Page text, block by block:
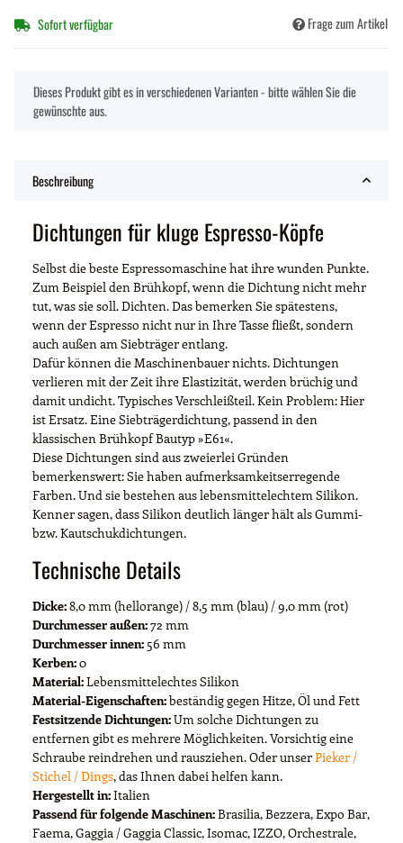
Sofort verfügbar Frage zum Artikel
xDieses Produkt gibt es in verschiedenen Varianten - bitte wählen Sie die
gewünschte aus.
Beschreibung
Dichtungen für kluge Espresso-Köpfe
Selbst die beste Espressomaschine hat ihre wunden Punkte.
Zum Beispiel den Brühkopf, wenn die Dichtung nicht mehr
tut, was sie soll. Dichten. Das bemerken Sie spätestens,
wenn der Espresso nicht nur in Ihre Tasse fließt, sondern
auch außen am Siebträger entlang.
Dafür können die Maschinenbauer nichts. Dichtungen
verlieren mit der Zeit ihre Elastizität, werden brüchig und
damit undicht. Typisches Verschleißteil. Kein Problem: Hier
ist Ersatz. Eine Siebträgerdichtung, passend in den
klassischen Brühkopf Bautyp »E61«.
Diese Dichtungen sind aus zweierlei Gründen
bemerkenswert: Sie haben aufmerksamkeitserregende
Farben. Und sie bestehen aus lebensmittelechtem Silikon.
Kenner sagen, dass Silikon deutlich länger hält als Gummi-
bzw. Kautschukdichtungen.
Technische Details
Dicke:8,0 mm (hellorange) / 8,5 mm (blau) / 9,0 mm (rot)
Durchmesser außen:72 mm
Durchmesser innen: 56 mm
Kerben:0
Material:Lebensmittelechtes Silikon
Material-Eigenschaften:beständig gegen Hitze, Öl und Fett
Festsitzende Dichtungen:Um solche Dichtungen zu
entfernen gibt es mehrere Möglichkeiten. Vorsichtig eine
Schraube reindrehen und rausziehen. Oder unserPieker /
Stichel / Dings, das Ihnen dabei helfen kann.
Hergestellt in:Italien
Passend für folgende Maschinen:Brasilia, Bezzera, Expo Bar,
Faema, Gaggia / Gaggia Classic, Isomac, IZZO, Orchestrale,